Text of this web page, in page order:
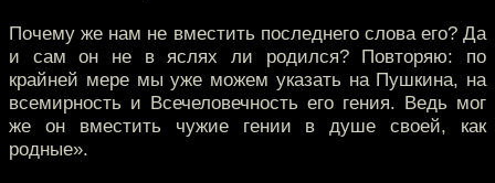
Почему же нам не вместить последнего слова его? Да
и сам он не в яслях ли родился? Повторяю: по
крайней мере мы уже можем указать на Пушкина, на
всемирность и Всечеловечность его гения. Ведь мог
же он вместить чужие гении в душе своей, как
родные».